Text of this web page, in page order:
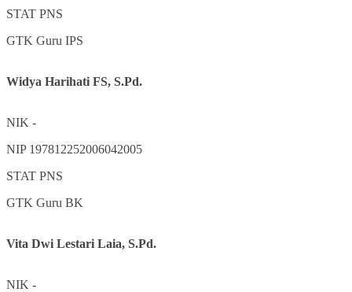
STAT PNS
GTK Guru IPS
Widya Harihati FS, S.Pd.
NIK -
NIP 197812252006042005
STAT PNS
GTK Guru BK
Vita Dwi Lestari Laia, S.Pd.
NIK -